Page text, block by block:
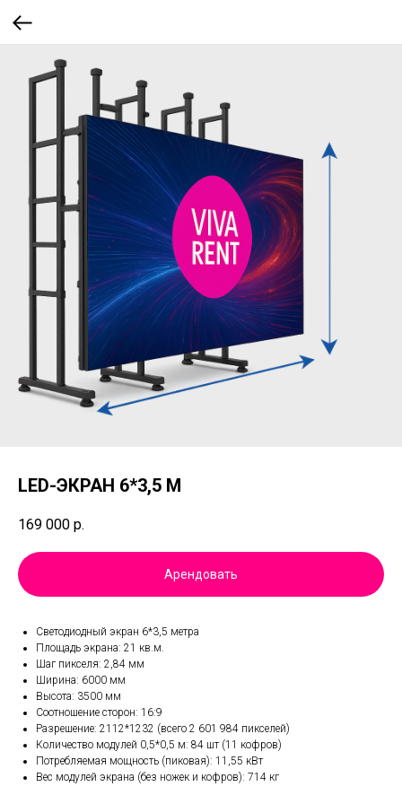
LED-ЭКРАН 6*3,5 М
169 000 р.
Арендовать
Светодиодный экран 6*3,5 метра
Площадь экрана: 21 кв.м.
Шаг пикселя: 2,84 мм
Ширина: 6000 мм
Высота: 3500 мм
Соотношение сторон: 16:9
Разрешение: 2112*1232 (всего 2 601 984 пикселей)
Количество модулей 0,5*0,5 м: 84 шт (11 кофров)
Потребляемая мощность (пиковая): 11,55 кВт
Вес модулей экрана (без ножек и кофров): 714 кг